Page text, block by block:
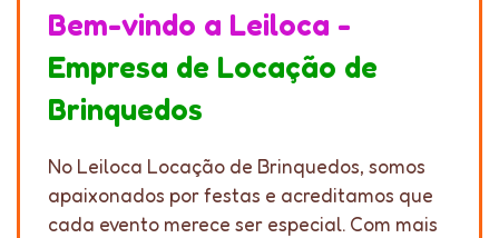
Bem-vindo a Leiloca -
Empresa de Locação de
Brinquedos
No Leiloca Locação de Brinquedos, somos
apaixonados por festas e acreditamos que
cada evento merece ser especial. Com mais